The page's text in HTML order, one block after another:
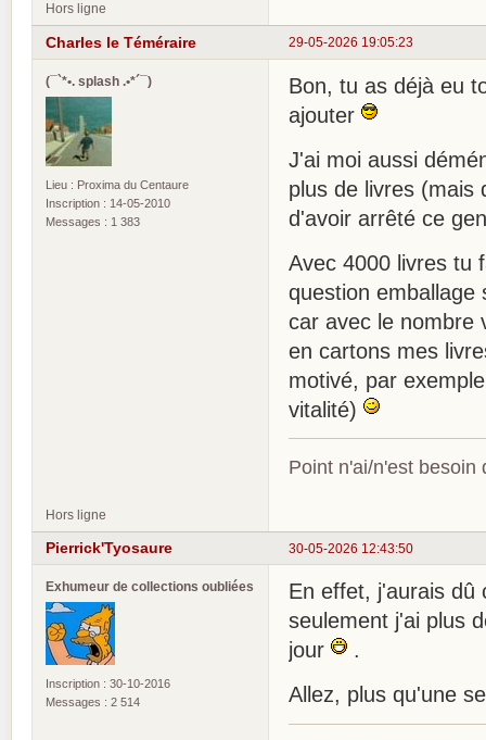
Hors ligne
29-05-2026 19:05:23
Charles le Téméraire
(¯`*•. splash .•*´¯)
Lieu : Proxima du Centaure
Inscription : 14-05-2010
Messages : 1 383
Bon, tu as déjà eu
ajouter
J'ai moi aussi
plus de livres (mais
d'avoir arrêté ce
Avec 4000 livres tu
question emballage
car avec le nombre
en cartons mes
motivé, par
vitalité)
Point n'ai/n'est besoin
Hors ligne
30-05-2026 12:43:50
Pierrick'Tyosaure
Exhumeur de collections oubliées
Inscription : 30-10-2016
Messages : 2 514
En effet, j'aurais dû
seulement j'ai plus
jour
.
Allez, plus qu'une